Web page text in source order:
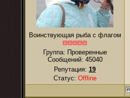
Воинствующая рыба с флагом
Группа: Проверенные
Сообщений: 45040
Репутация: 19
Статус: Offline